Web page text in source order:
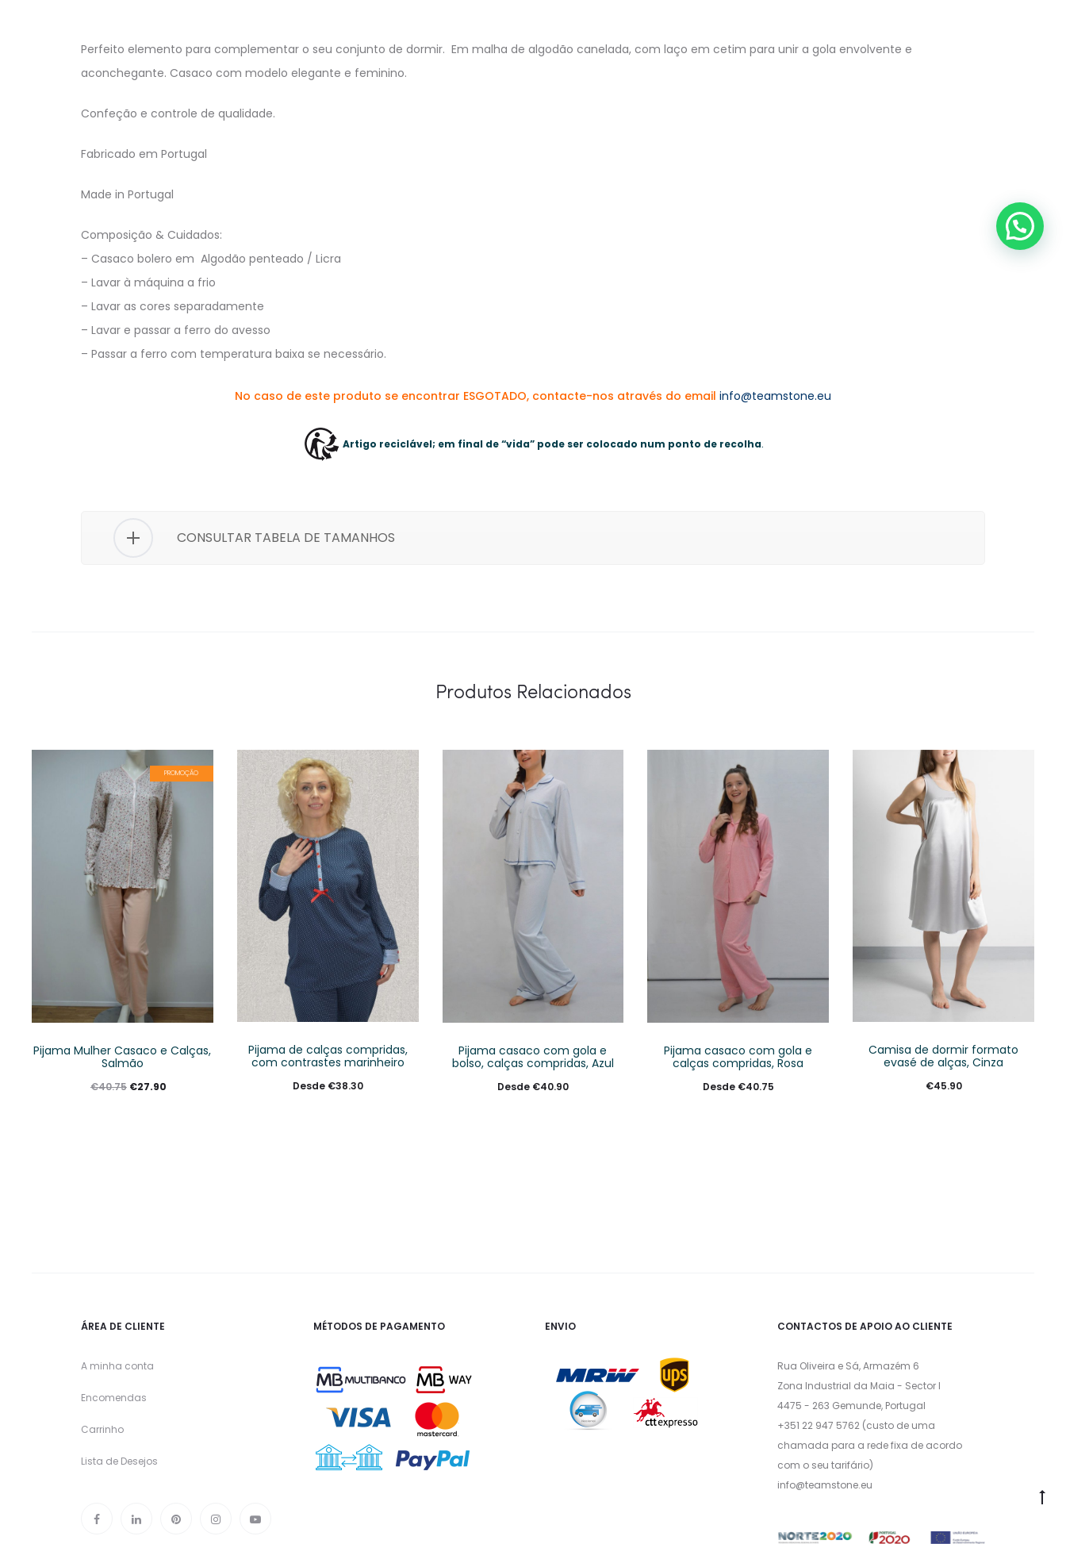
Perfeito elemento para complementar o seu conjunto de dormir. Em malha de algodão canelada, com laço em cetim para unir a gola envolvente e
aconchegante. Casaco com modelo elegante e feminino.
Confeção e controle de qualidade.
Fabricado em Portugal
Made in Portugal
Composição & Cuidados:
– Casaco bolero em Algodão penteado / Licra
– Lavar à máquina a frio
– Lavar as cores separadamente
– Lavar e passar a ferro do avesso
– Passar a ferro com temperatura baixa se necessário.
No caso de este produto se encontrar ESGOTADO, contacte-nos através do email info@teamstone.eu
Artigo reciclável; em final de “vida” pode ser colocado num ponto de recolha.
CONSULTAR TABELA DE TAMANHOS
Produtos Relacionados
PROMOÇÃO
Pijama Mulher Casaco e Calças,
Salmão
€40.75 €27.90
Pijama de calças compridas,
com contrastes marinheiro
Desde €38.30
Pijama casaco com gola e
bolso, calças compridas, Azul
Desde €40.90
Pijama casaco com gola e
calças compridas, Rosa
Desde €40.75
Camisa de dormir formato
evasé de alças, Cinza
€45.90
ÁREA DE CLIENTE
A minha conta
Encomendas
Carrinho
Lista de Desejos
MÉTODOS DE PAGAMENTO ENVIO CONTACTOS DE APOIO AO CLIENTE
Rua Oliveira e Sá, Armazém 6
Zona Industrial da Maia - Sector I
4475 - 263 Gemunde, Portugal
+351 22 947 5762 (custo de uma
chamada para a rede fixa de acordo
com o seu tarifário)
info@teamstone.eu